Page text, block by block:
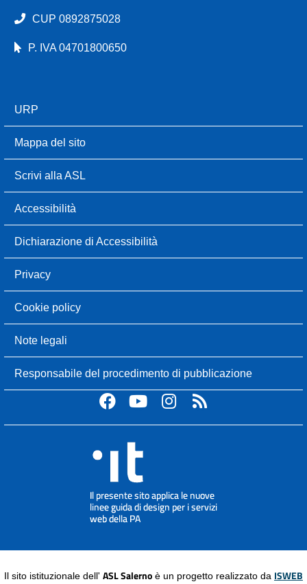
CUP 0892875028
P. IVA 04701800650
URP
Mappa del sito
Scrivi alla ASL
Accessibilità
Dichiarazione di Accessibilità
Privacy
Cookie policy
Note legali
Responsabile del procedimento di pubblicazione
Il sito istituzionale dell' ASL Salerno è un progetto realizzato da ISWEB